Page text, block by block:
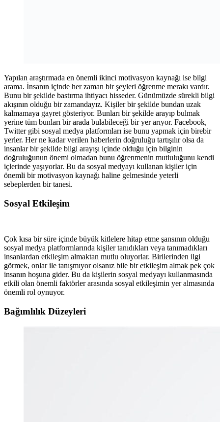
Yapılan araştırmada en önemli ikinci motivasyon kaynağı ise bilgi
arama. İnsanın içinde her zaman bir şeyleri öğrenme merakı vardır.
Bunu bir şekilde bastırma ihtiyacı hisseder. Günümüzde sürekli bilgi
akışının olduğu bir zamandayız. Kişiler bir şekilde bundan uzak
kalmamaya gayret gösteriyor. Bunları bir şekilde arayıp bulmak
yerine tüm bunları bir arada bulabileceği bir yer arıyor. Facebook,
Twitter gibi sosyal medya platformları ise bunu yapmak için birebir
yerler. Her ne kadar verilen haberlerin doğruluğu tartışılır olsa da
insanlar bir şekilde bilgi arayışı içinde olduğu için bilginin
doğruluğunun önemi olmadan bunu öğrenmenin mutluluğunu kendi
içlerinde yaşıyorlar. Bu da sosyal medyayı kullanan kişiler için
önemli bir motivasyon kaynağı haline gelmesinde yeterli
sebeplerden bir tanesi.
Sosyal Etkileşim
Çok kısa bir süre içinde büyük kitlelere hitap etme şansının olduğu
sosyal medya platformlarında kişiler tanıdıkları veya tanımadıkları
insanlardan etkileşim almaktan mutlu oluyorlar. Birilerinden ilgi
görmek, onlar ile tanışmıyor olsanız bile bir etkileşim almak pek çok
insanın hoşuna gider. Bu da kişilerin sosyal medyayı kullanmasında
etkili olan önemli faktörler arasında sosyal etkileşimin yer almasında
önemli rol oynuyor.
Bağımlılık Düzeyleri